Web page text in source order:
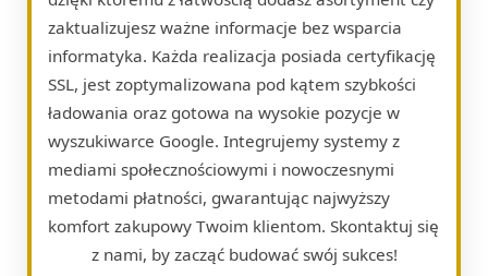
zaktualizujesz ważne informacje bez wsparcia
informatyka. Każda realizacja posiada certyfikację
SSL, jest zoptymalizowana pod kątem szybkości
ładowania oraz gotowa na wysokie pozycje w
wyszukiwarce Google. Integrujemy systemy z
mediami społecznościowymi i nowoczesnymi
metodami płatności, gwarantując najwyższy
komfort zakupowy Twoim klientom. Skontaktuj się
z nami, by zacząć budować swój sukces!